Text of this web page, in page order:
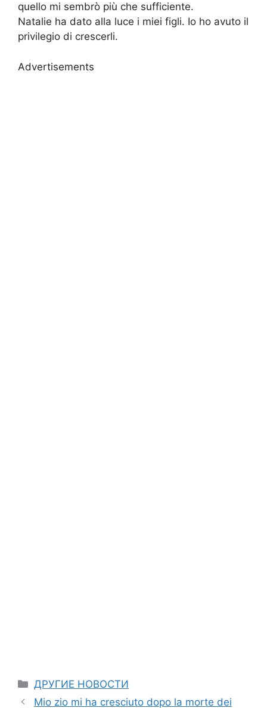
quello mi sembrò più che sufficiente.
Natalie ha dato alla luce i miei figli. Io ho avuto il
privilegio di crescerli.
Advertisements
Categories
ДРУГИЕ НОВОСТИ
Mio zio mi ha cresciuto dopo la morte dei